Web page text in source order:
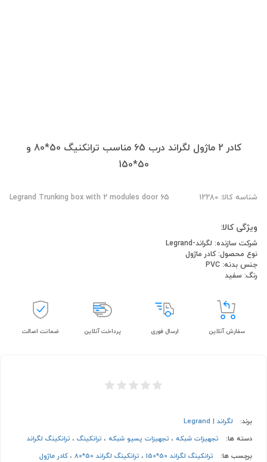
کادر 2 ماژول لگراند درب 65 مناسب ترانکنیگ 50*80 و
50*150
شناسه کالا: 12280 Legrand Trunking box with 2 modules door 65
ویژگی کالا:
شرکت سازنده: لگراند-Legrand
نوع محصول: کادر ماژول
جنس بدنه: PVC
رنگ: سفید
سفارش آنلاین ارسال فوری پرداخت آنلاین ضمانت اصالت
برند:
لگراند | Legrand
دسته ها:
تجهیزات شبکه ، تجهیزات پسیو شبکه ، ترانکینگ ، ترانکینگ لگراند
برچسب ها:
ترانکینگ لگراند 50*150 ، ترانکینگ لگراند 50*80 ، کادر ماژول